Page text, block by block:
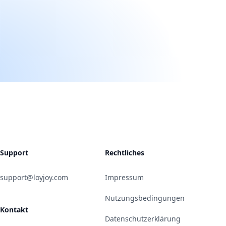
Support
support@loyjoy.com
Kontakt
Rechtliches
Impressum
Nutzungsbedingungen
Datenschutzerklärung